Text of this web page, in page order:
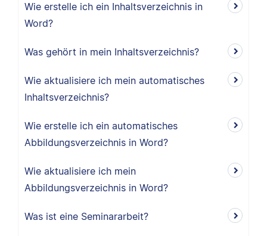
Wie erstelle ich ein Inhaltsverzeichnis in
Word?
Was gehört in mein Inhaltsverzeichnis?
Wie aktualisiere ich mein automatisches
Inhaltsverzeichnis?
Wie erstelle ich ein automatisches
Abbildungsverzeichnis in Word?
Wie aktualisiere ich mein
Abbildungsverzeichnis in Word?
Was ist eine Seminararbeit?